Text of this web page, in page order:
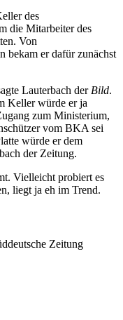
des
die Mitarbeiter des
Von
bekam er dafür zunächst
Lauterbach der Bild.
Keller würde er ja
zum Ministerium,
vom BKA sei
würde er dem
der Zeitung.
Vielleicht probiert es
liegt ja eh im Trend.
Zeitung